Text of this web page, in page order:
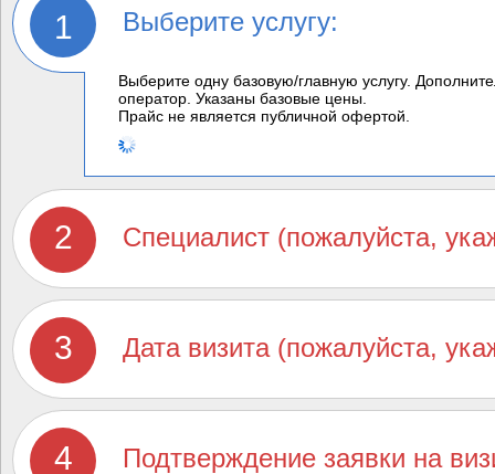
Выберите услугу:
Выберите одну базовую/главную услугу.
оператор. Указаны базовые цены.
Прайс не является публичной офертой.
Специалист (пожалуйста,
Дата визита (пожалуйста,
Подтверждение заявки на